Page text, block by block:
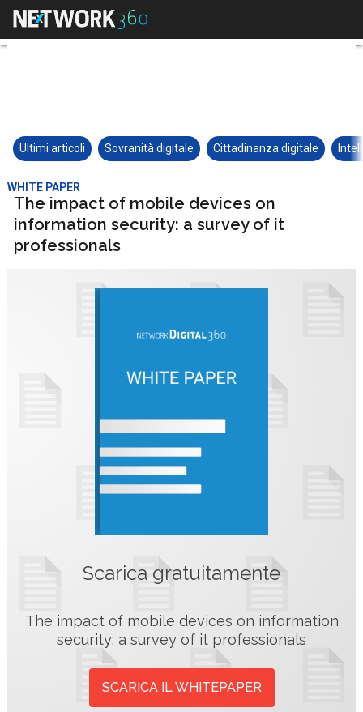
Ultimi articoli Sovranità digitale Cittadinanza digitale
WHITE PAPER
The impact of mobile devices on
information security: a survey of it
professionals
Scarica gratuitamente
The impact of mobile devices on information
security: a survey of it professionals
SCARICA IL WHITEPAPER